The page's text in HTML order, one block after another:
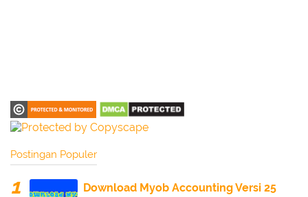
Postingan Populer
Download Myob Accounting Versi 25